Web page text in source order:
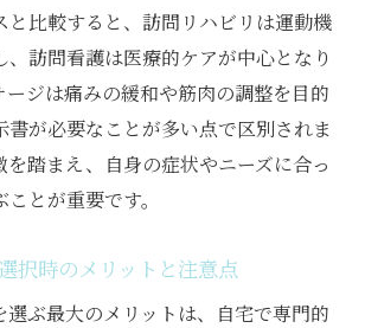
と比較すると、訪問リハビリは運動機
訪問看護は医療的ケアが中心となり
ージは痛みの緩和や筋肉の調整を目的
書が必要なことが多い点で区別されま
を踏まえ、自身の症状やニーズに合っ
とが重要です。
択時のメリットと注意点
選ぶ最大のメリットは、自宅で専門的